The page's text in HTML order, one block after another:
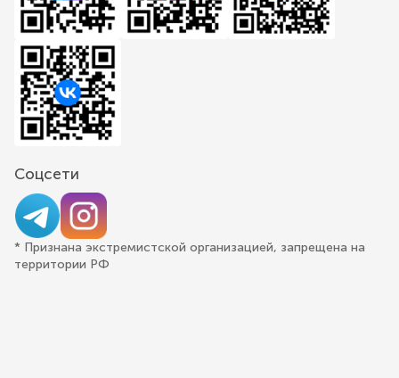
Соцсети
* Признана экстремистской организацией, запрещена на
территории РФ